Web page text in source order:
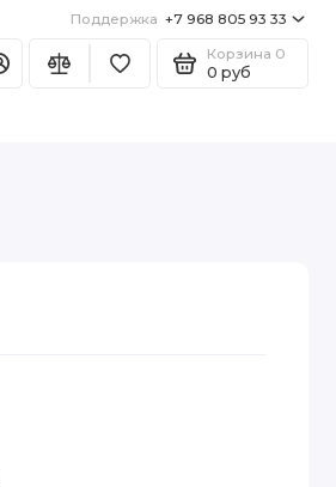
Поддержка +7 968 805 93 33
Корзина 0
0 руб